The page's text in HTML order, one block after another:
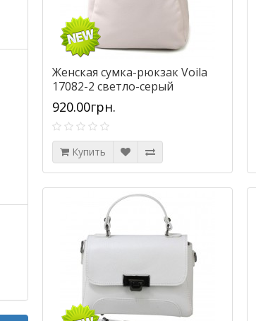
Женская сумка-рюкзак Voila
17082-2 светло-серый
920.00грн.
Купить